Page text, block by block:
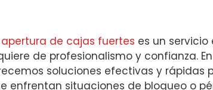
apertura de cajas fuertes es un
de profesionalismo y confianza. En
soluciones efectivas y rápidas
enfrentan situaciones de bloqueo o